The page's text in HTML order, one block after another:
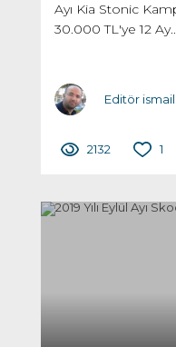
Ayı Kia Stonic
30.000 TL'ye 12
Editör ismail
2132 1